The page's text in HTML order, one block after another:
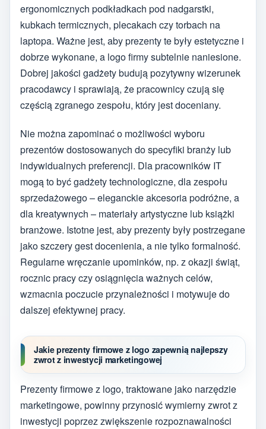
ergonomicznych podkładkach pod nadgarstki,
kubkach termicznych, plecakach czy torbach na
laptopa. Ważne jest, aby prezenty te były estetyczne i
dobrze wykonane, a logo firmy subtelnie naniesione.
Dobrej jakości gadżety budują pozytywny wizerunek
pracodawcy i sprawiają, że pracownicy czują się
częścią zgranego zespołu, który jest doceniany.
Nie można zapominać o możliwości wyboru
prezentów dostosowanych do specyfiki branży lub
indywidualnych preferencji. Dla pracowników IT
mogą to być gadżety technologiczne, dla zespołu
sprzedażowego – eleganckie akcesoria podróżne, a
dla kreatywnych – materiały artystyczne lub książki
branżowe. Istotne jest, aby prezenty były postrzegane
jako szczery gest docenienia, a nie tylko formalność.
Regularne wręczanie upominków, np. z okazji świąt,
rocznic pracy czy osiągnięcia ważnych celów,
wzmacnia poczucie przynależności i motywuje do
dalszej efektywnej pracy.
Jakie prezenty firmowe z logo zapewnią najlepszy
zwrot z inwestycji marketingowej
Prezenty firmowe z logo, traktowane jako narzędzie
marketingowe, powinny przynosić wymierny zwrot z
inwestycji poprzez zwiększenie rozpoznawalności